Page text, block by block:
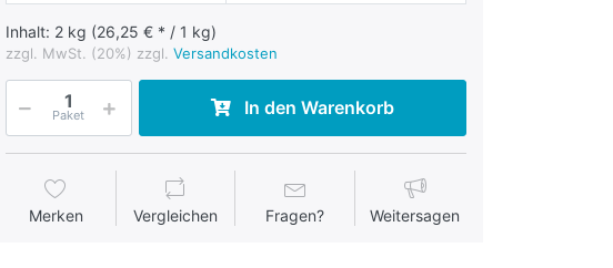
Inhalt: 2 kg (26,25 € * / 1 kg)
zzgl. MwSt. (20%) zzgl. Versandkosten
Paket In den Warenkorb
Merken Vergleichen Fragen? Weitersagen